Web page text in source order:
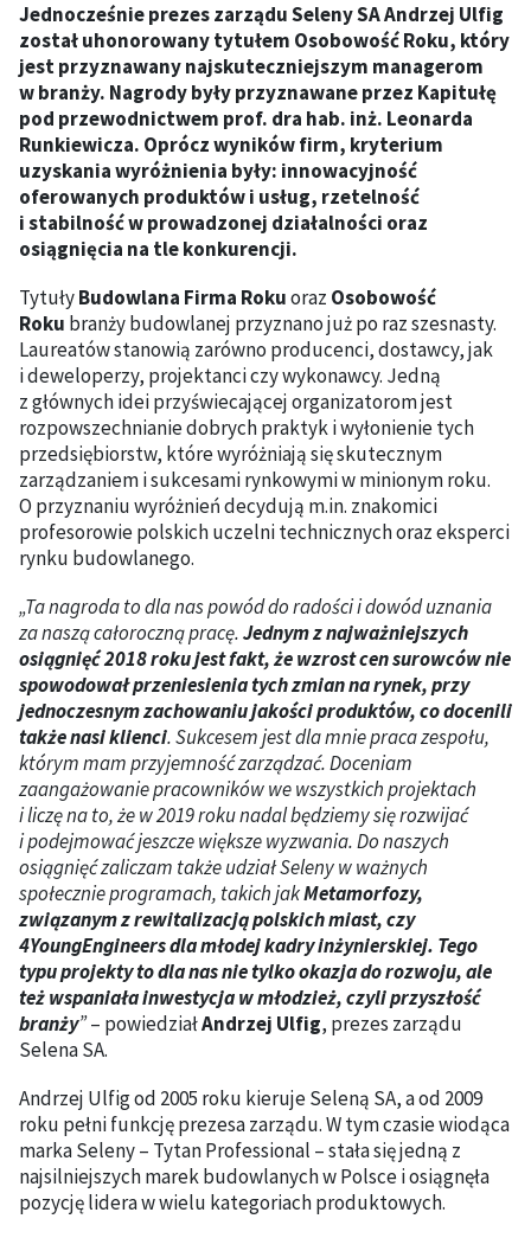
Jednocześnie prezes zarządu Seleny SA Andrzej Ulfig
został uhonorowany tytułem Osobowość Roku, który
jest przyznawany najskuteczniejszym managerom
w branży. Nagrody były przyznawane przez Kapitułę
pod przewodnictwem prof. dra hab. inż. Leonarda
Runkiewicza. Oprócz wyników firm, kryterium
uzyskania wyróżnienia były: innowacyjność
oferowanych produktów i usług, rzetelność
i stabilność w prowadzonej działalności oraz
osiągnięcia na tle konkurencji.
TytułyBudowlana Firma Rokuoraz Osobowość
Roku branży budowlanej przyznano już po raz szesnasty.
Laureatów stanowią zarówno producenci, dostawcy, jak
i deweloperzy, projektanci czy wykonawcy. Jedną
z głównych idei przyświecającej organizatorom jest
rozpowszechnianie dobrych praktyk i wyłonienie tych
przedsiębiorstw, które wyróżniają się skutecznym
zarządzaniem i sukcesami rynkowymi w minionym roku.
O przyznaniu wyróżnień decydują m.in. znakomici
profesorowie polskich uczelni technicznych oraz eksperci
rynku budowlanego.
„Ta nagroda to dla nas powód do radości i dowód uznania
za naszą całoroczną pracę.Jednym z najważniejszych
osiągnięć 2018 roku jest fakt, że wzrost cen surowców nie
spowodował przeniesienia tych zmian na rynek, przy
jednoczesnym zachowaniu jakości produktów, co docenili
także nasi klienci. Sukcesem jest dla mnie praca zespołu,
którym mam przyjemność zarządzać. Doceniam
zaangażowanie pracowników we wszystkich projektach
i liczę na to, że w 2019 roku nadal będziemy się rozwijać
i podejmować jeszcze większe wyzwania. Do naszych
osiągnięć zaliczam także udział Seleny w ważnych
społecznie programach, takich jakMetamorfozy,
związanym z rewitalizacją polskich miast, czy
4YoungEngineers dla młodej kadry inżynierskiej. Tego
typu projekty to dla nas nie tylko okazja do rozwoju, ale
też wspaniała inwestycja w młodzież, czyli przyszłość
branży”– powiedziałAndrzej Ulfig, prezes zarządu
Selena SA.
Andrzej Ulfig od 2005 roku kieruje Seleną SA, a od 2009
roku pełni funkcję prezesa zarządu. W tym czasie wiodąca
marka Seleny – Tytan Professional – stała się jedną z
najsilniejszych marek budowlanych w Polsce i osiągnęła
pozycję lidera w wielu kategoriach produktowych.